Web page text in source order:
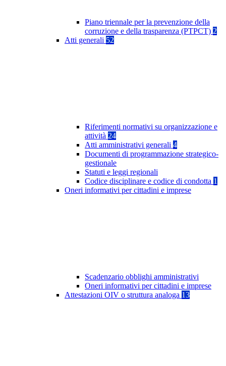
Piano triennale per la prevenzione della
corruzione e della trasparenza (PTPCT) 2
Atti generali 52
Riferimenti normativi su organizzazione e
attività 24
Atti amministrativi generali 4
Documenti di programmazione strategico-
gestionale
Statuti e leggi regionali
Codice disciplinare e codice di condotta 1
Oneri informativi per cittadini e imprese
Scadenzario obblighi amministrativi
Oneri informativi per cittadini e imprese
Attestazioni OIV o struttura analoga 13